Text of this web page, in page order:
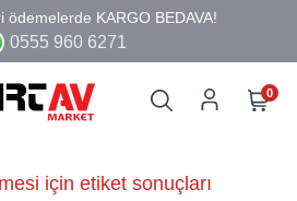
0555 960 6271
0
için etiket sonuçları